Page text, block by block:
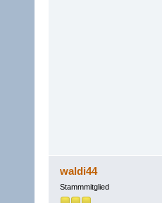
waldi44
Stammmitglied